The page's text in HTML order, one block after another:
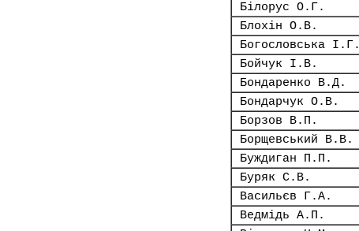
Білорус О.Г.
Блохін О.В.
Богословська І.Г.
Бойчук І.В.
Бондаренко В.Д.
Бондарчук О.В.
Борзов В.П.
Борщевський В.В.
Буждиган П.П.
Буряк С.В.
Васильєв Г.А.
Ведмідь А.П.